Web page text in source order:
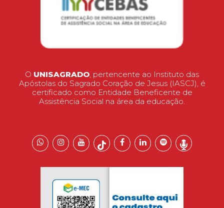
O UNISAGRADO, pertencente ao Instituto das
Apóstolas do Sagrado Coração de Jesus (IASCJ), é
certificado como Entidade Beneficente de
Assistência Social na área da educação.